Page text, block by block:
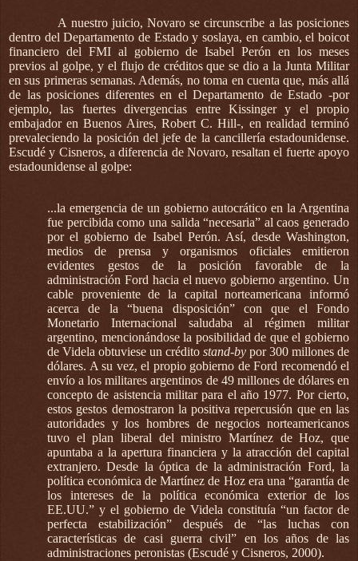
A nuestro juicio, Novaro se circunscribe a las posiciones
dentro del Departamento de Estado y soslaya, en cambio, el boicot
financiero del FMI al gobierno de Isabel Perón en los meses
previos al golpe, y el flujo de créditos que se dio a la Junta Militar
en sus primeras semanas. Además, no toma en cuenta que, más allá
de las posiciones diferentes en el Departamento de Estado -por
ejemplo, las fuertes divergencias entre Kissinger y el propio
embajador en Buenos Aires, Robert C. Hill-, en realidad terminó
prevaleciendo la posición del jefe de la cancillería estadounidense.
Escudé y Cisneros, a diferencia de Novaro, resaltan el fuerte apoyo
estadounidense al golpe:
...la emergencia de un gobierno autocrático en la Argentina
fue percibida como una salida “necesaria” al caos generado
por el gobierno de Isabel Perón. Así, desde Washington,
medios de prensa y organismos oficiales emitieron
evidentes gestos de la posición favorable de la
administración Ford hacia el nuevo gobierno argentino. Un
cable proveniente de la capital norteamericana informó
acerca de la “buena disposición” con que el Fondo
Monetario Internacional saludaba al régimen militar
argentino, mencionándose la posibilidad de que el gobierno
de Videla obtuviese un crédito stand-by por 300 millones de
dólares. A su vez, el propio gobierno de Ford recomendó el
envío a los militares argentinos de 49 millones de dólares en
concepto de asistencia militar para el año 1977. Por cierto,
estos gestos demostraron la positiva repercusión que en las
autoridades y los hombres de negocios norteamericanos
tuvo el plan liberal del ministro Martínez de Hoz, que
apuntaba a la apertura financiera y la atracción del capital
extranjero. Desde la óptica de la administración Ford, la
política económica de Martínez de Hoz era una “garantía de
los intereses de la política económica exterior de los
EE.UU.” y el gobierno de Videla constituía “un factor de
perfecta estabilización” después de “las luchas con
características de casi guerra civil” en los años de las
administraciones peronistas (Escudé y Cisneros, 2000).